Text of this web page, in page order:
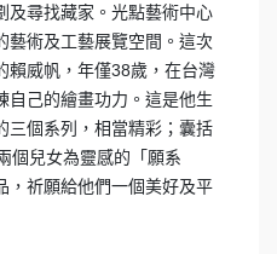
及尋找藏家。光點藝術中心
藝術及工藝展覽空間。這次
賴威帆，年僅38歲，在台灣
自己的繪畫功力。這是他生
三個系列，相當精彩；囊括
個兒女為靈感的「願系
，祈願給他們一個美好及平